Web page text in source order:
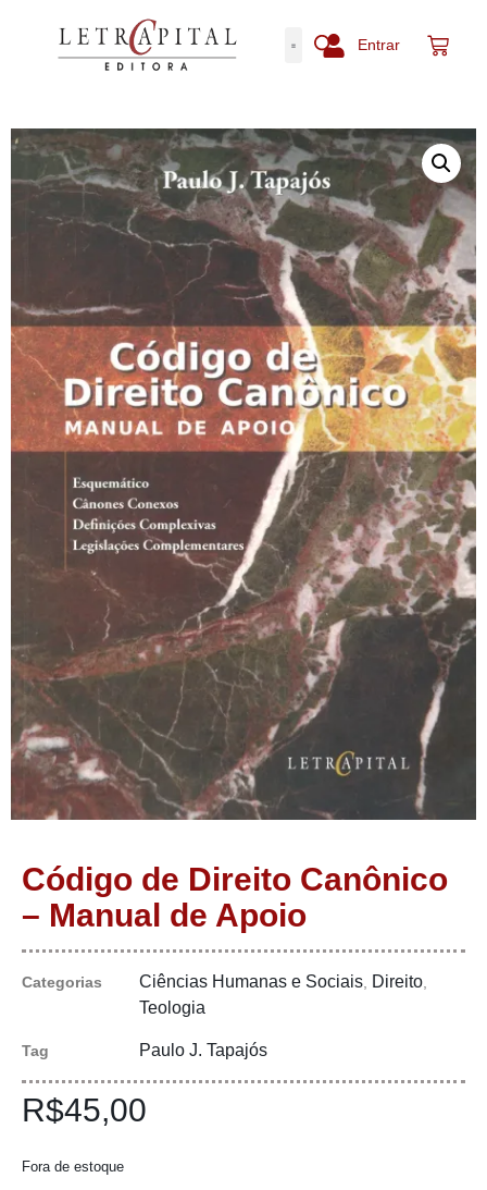
Entrar
Código de Direito Canônico
– Manual de Apoio
Categorias Ciências Humanas e Sociais, Direito,
Teologia
Tag Paulo J. Tapajós
R$45,00
Fora de estoque